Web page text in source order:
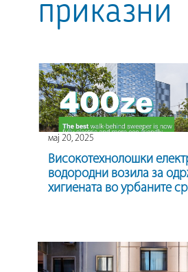
приказни
мај 20, 2025
Високотехнолошки
водородни возила за
хигиената во урбаните